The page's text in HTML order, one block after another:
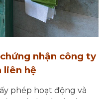
nhận công ty
liên hệ
phép hoạt động và